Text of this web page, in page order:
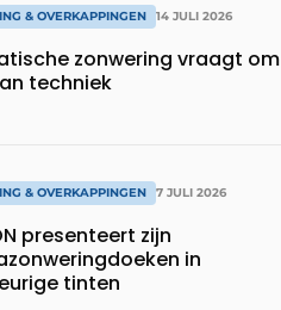
& OVERKAPPINGEN 14 JULI 2026
zonwering vraagt om
techniek
& OVERKAPPINGEN 7 JULI 2026
presenteert zijn
in
tinten